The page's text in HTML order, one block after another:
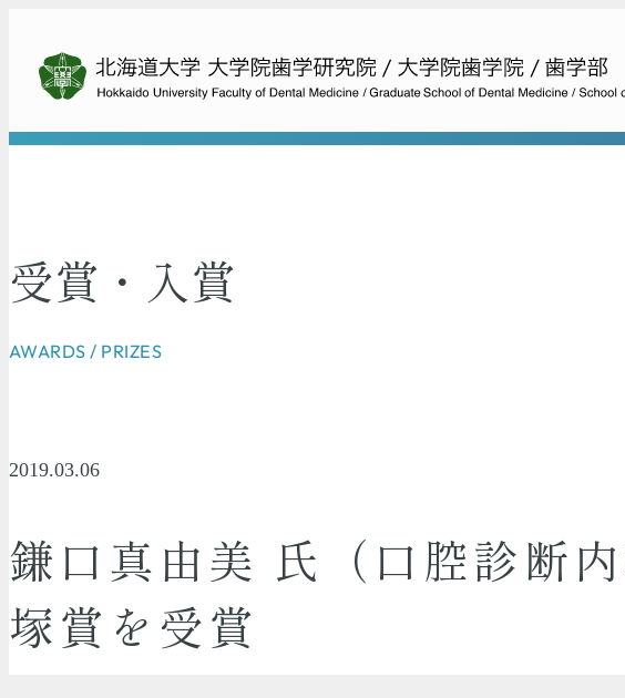
受賞・入賞
AWARDS / PRIZES
2019.03.06
鎌口真由美 氏（口腔診断
塚賞を受賞